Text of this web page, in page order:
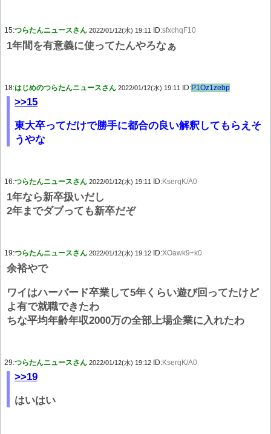
15:つらたんニュースさん 2022/01/12(水) 19:11 ID:sfxchqF10
1年間を有意義に使ってたんやろなぁ
18:はじめのつらたんニュースさん 2022/01/12(水) 19:11 ID:P1Oz1zebp
>>15
東大卒ってだけで勝手に都合の良い解釈してもらえそ
うやな
16:つらたんニュースさん 2022/01/12(水) 19:11 ID:KserqK/A0
1年なら新卒扱いだし
2年までダブっても新卒だぞ
19:つらたんニュースさん 2022/01/12(水) 19:12 ID:XOawk9+k0
余裕やで
ワイはハーバード卒業して5年くらい遊び回ってたけど
よ有で就職できたわ
ちな平均年齢年収2000万の全部上場企業に入れたわ
29:つらたんニュースさん 2022/01/12(水) 19:12 ID:KserqK/A0
>>19
はいはい